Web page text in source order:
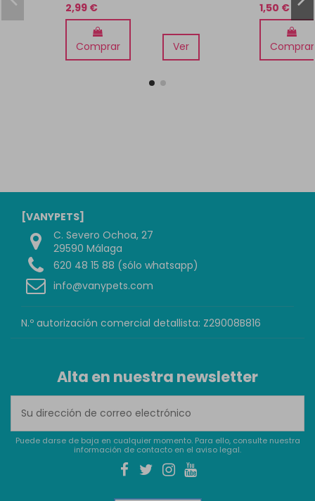
2,99 €
Comprar Ver
1,50 €
Comprar
[VANYPETS]
C. Severo Ochoa, 27
29590 Málaga
620 48 15 88 (sólo whatsapp)
info@vanypets.com
N.º autorización comercial detallista: Z29008B816
Alta en nuestra newsletter
Puede darse de baja en cualquier momento. Para ello, consulte nuestra
información de contacto en el aviso legal.